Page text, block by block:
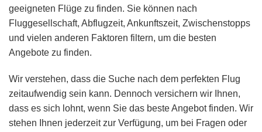
geeigneten Flüge zu finden. Sie können nach
Fluggesellschaft, Abflugzeit, Ankunftszeit, Zwischenstopps
und vielen anderen Faktoren filtern, um die besten
Angebote zu finden.
Wir verstehen, dass die Suche nach dem perfekten Flug
zeitaufwendig sein kann. Dennoch versichern wir Ihnen,
dass es sich lohnt, wenn Sie das beste Angebot finden. Wir
stehen Ihnen jederzeit zur Verfügung, um bei Fragen oder